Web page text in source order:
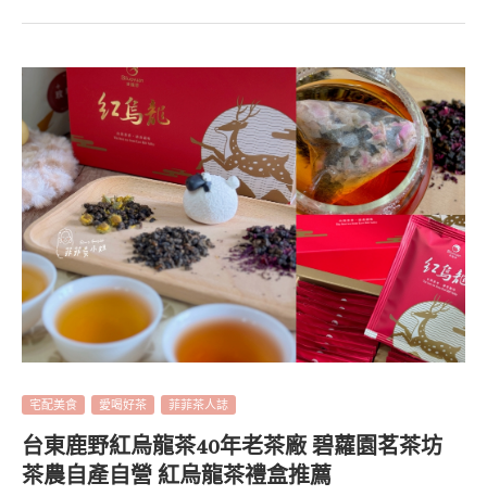
宅配美食 愛喝好茶 菲菲茶人誌
台東鹿野紅烏龍茶40年老茶廠 碧蘿園茗茶坊
茶農自產自營 紅烏龍茶禮盒推薦